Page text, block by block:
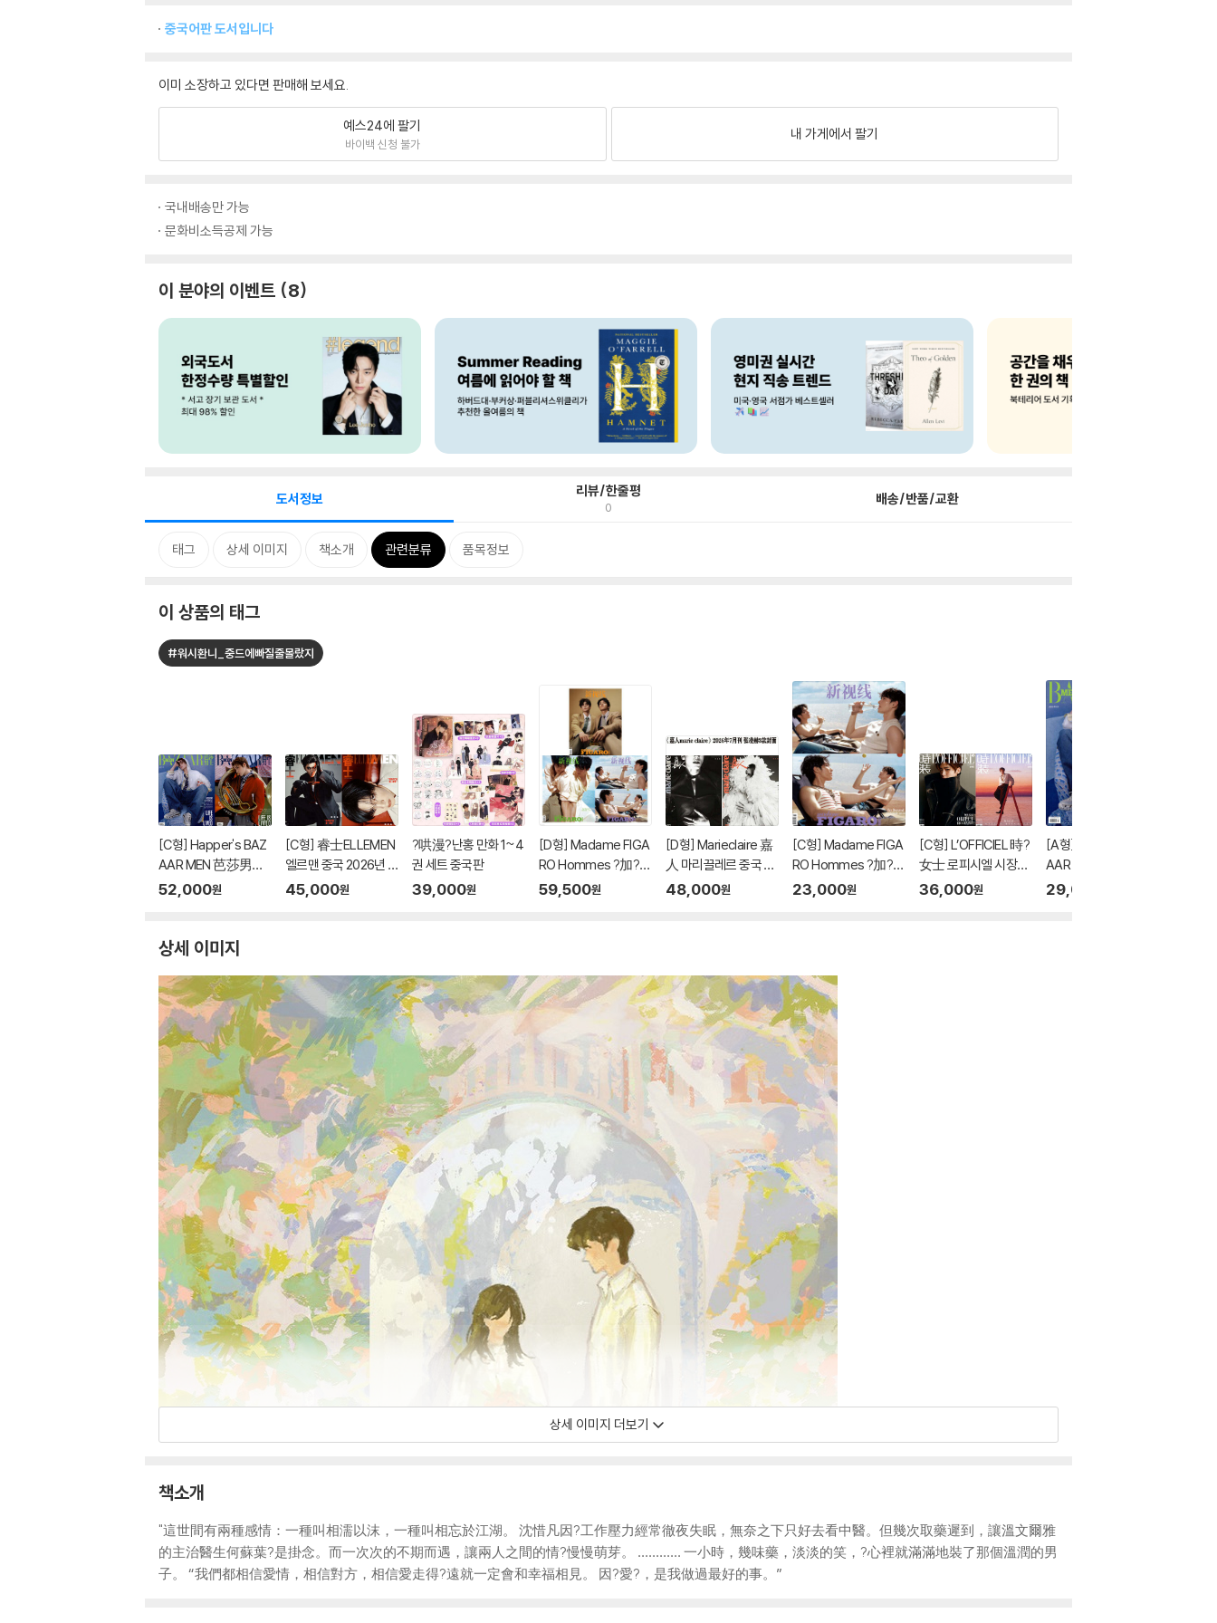
중국어판 도서입니다
이미 소장하고 있다면 판매해 보세요.
예스24에 팔기
바이백 신청 불가
내 가게에서 팔기
국내배송만 가능
문화비소득공제 가능
이 분야의 이벤트 8
도서정보 리뷰/한줄평
0 배송/반품/교환
태그 상세 이미지 책소개 관련분류 품목정보
이 상품의 태그
#워시환니_중드에빠질줄몰랐지
[C형] Happer's BAZ
AAR MEN 芭莎男士
하퍼스 바자 맨 중국 20
잡지+B형 잡지+카드
52,000원
[C형] 睿士ELLEMEN
엘르맨 중국 2026년 0
6월호 : 진철원 (?哲?)
45,000원
?哄漫?난홍 만화 1~4
권 세트 중국판
39,000원
[D형] Madame FIGA
RO Hommes ?加?
마담 피가로 옴므 중국
지+랜덤 카드 21장
+인생 네컷 1장+접이
식 우표)
59,500원
[D형] Marieclaire 嘉
人 마리끌레르 중국 20
26년 07월호 : 장릉혁
48,000원
[C형] Madame FIGA
RO Hommes ?加?
마담 피가로 옴므 중국
23,000원
[C형] L’OFFICIEL 時?
女士 로피시엘 시장여
사 중국 2026년 05월
36,000원
[A형] Happer's BAZ
AAR MEN 芭莎男士
하퍼스 바자 맨 중국 20
29,000
상세 이미지
상세 이미지 더보기
책소개
"這世間有兩種感情：一種叫相濡以沫，一種叫相忘於江湖。 沈惜凡因?工作壓力經常徹夜失眠，無奈之下只好去看中醫。但幾次取藥遲到，讓溫文爾雅
的主治醫生何蘇葉?是掛念。而一次次的不期而遇，讓兩人之間的情?慢慢萌芽。 ………… 一小時，幾味藥，淡淡的笑，?心裡就滿滿地裝了那個溫潤的男
子。 “我們都相信愛情，相信對方，相信愛走得?遠就一定會和幸福相見。 因?愛?，是我做過最好的事。”